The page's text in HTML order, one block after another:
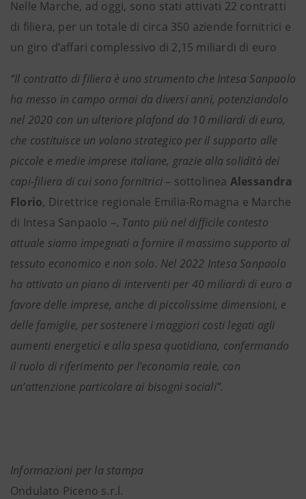
Nelle Marche, ad oggi, sono stati attivati 22 contratti
di filiera, per un totale di circa 350 aziende fornitrici e
un giro d’affari complessivo di 2,15 miliardi di euro
“Il contratto di filiera è uno strumento che Intesa Sanpaolo
ha messo in campo ormai da diversi anni, potenziandolo
nel 2020 con un ulteriore plafond da 10 miliardi di euro,
che costituisce un volano strategico per il supporto alle
piccole e medie imprese italiane, grazie alla solidità dei
capi-filiera di cui sono fornitrici – sottolinea Alessandra
Florio, Direttrice regionale Emilia-Romagna e Marche
di Intesa Sanpaolo –. Tanto più nel difficile contesto
attuale siamo impegnati a fornire il massimo supporto al
tessuto economico e non solo. Nel 2022 Intesa Sanpaolo
ha attivato un piano di interventi per 40 miliardi di euro a
favore delle imprese, anche di piccolissime dimensioni, e
delle famiglie, per sostenere i maggiori costi legati agli
aumenti energetici e alla spesa quotidiana, confermando
il ruolo di riferimento per l’economia reale, con
un’attenzione particolare ai bisogni sociali”.
Informazioni per la stampa
Ondulato Piceno s.r.l.